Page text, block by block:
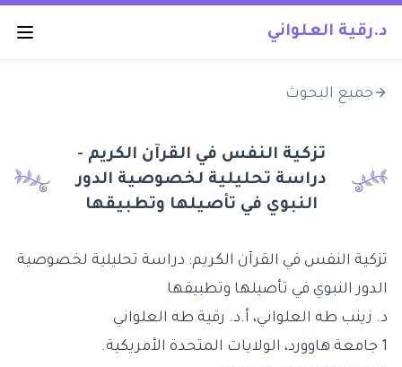
د.رقية العلواني
جميع البحوث
تزكية النفس في القرآن الكريم -
دراسة تحليلية لخصوصية الدور
النبوي في تأصيلها وتطبيقها
تزكية النفس في القرآن الكريم: دراسة تحليلية لخصوصية
الدور النبوي في تأصيلها وتطبيقها
د. زينب طه العلواني، أ.د. رقية طه العلواني
1 جامعة هاوورد، الولايات المتحدة الأمريكية.